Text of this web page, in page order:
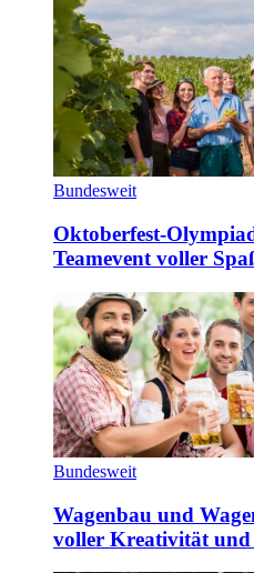
Bundesweit
Oktoberfest-
Teamevent voller
Bundesweit
Wagenbau und
voller Kreativität und